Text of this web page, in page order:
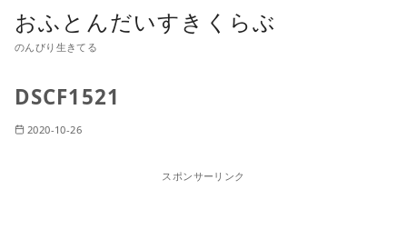
おふとんだいすきくらぶ
のんびり生きてる
DSCF1521
2020-10-26
スポンサーリンク